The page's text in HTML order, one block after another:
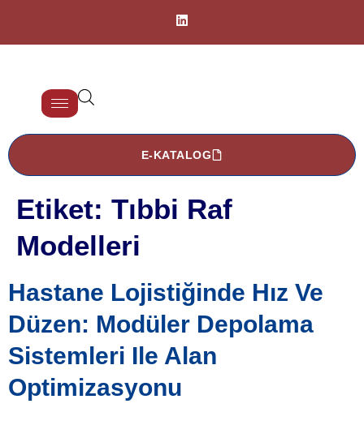
E-KATALOG
Etiket: Tıbbi Raf
Modelleri
Hastane Lojistiğinde Hız Ve
Düzen: Modüler Depolama
Sistemleri Ile Alan
Optimizasyonu